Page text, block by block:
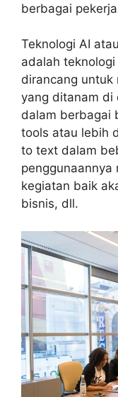
berbagai
Teknologi AI
adalah
dirancang untuk
yang ditanam di
dalam berbagai
tools atau lebih
to text dalam
kegiatan baik
bisnis, dll.